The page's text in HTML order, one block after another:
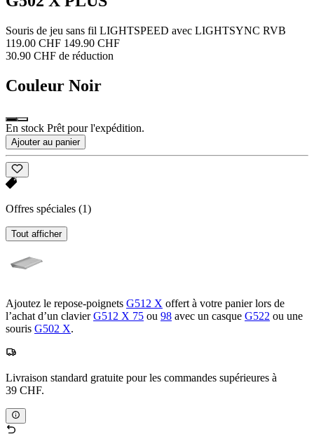
Souris de jeu sans fil LIGHTSPEED avec LIGHTSYNC RVB
119.00 CHF 149.90 CHF
30.90 CHF de réduction
Couleur Noir
En stock Prêt pour l'expédition.
Ajouter au panier
Offres spéciales (1)
Tout afficher
Ajoutez le repose-poignets G512 X offert à votre panier lors de
l’achat d’un clavierG512 X 75 ou 98 avec un casque G522 ou une
souris G502 X.
Livraison standard gratuite pour les commandes supérieures à
39 CHF.